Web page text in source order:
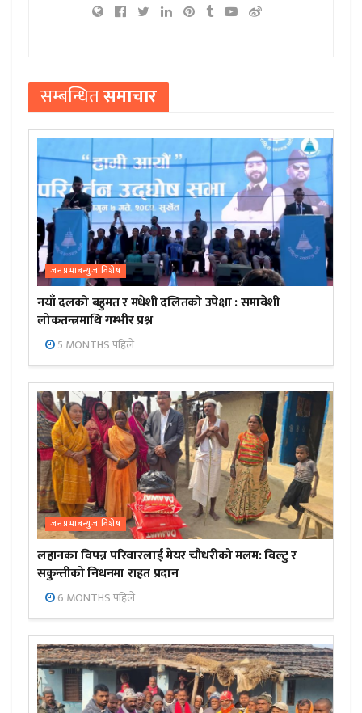
सम्बन्धितसमाचार
जनप्रभाबन्युज विशेष
नयाँ दलको बहुमत र मधेशी दलितको उपेक्षा : समावेशी
लोकतन्त्रमाथि गम्भीर प्रश्न
5 MONTHS पहिले
जनप्रभाबन्युज विशेष
लहानका विपन्न परिवारलाई मेयर चौधरीको मलम: विल्टु र
सकुन्तीको निधनमा राहत प्रदान
6 MONTHS पहिले